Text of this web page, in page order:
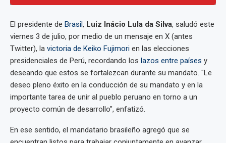
El presidente de Brasil, Luiz Inácio Lula da Silva, saludó este
viernes 3 de julio, por medio de un mensaje en X (antes
Twitter), la victoria de Keiko Fujimori en las elecciones
presidenciales de Perú, recordando los lazos entre países y
deseando que estos se fortalezcan durante su mandato. "Le
deseo pleno éxito en la conducción de su mandato y en la
importante tarea de unir al pueblo peruano en torno a un
proyecto común de desarrollo", enfatizó.
En ese sentido, el mandatario brasileño agregó que se